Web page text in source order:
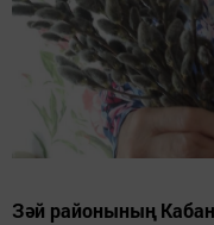
Зәй районының